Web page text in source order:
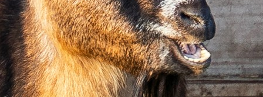
Cách diễn đạt
IELTS Videos - Ebook
Điểm báo
HỌC THỬ →